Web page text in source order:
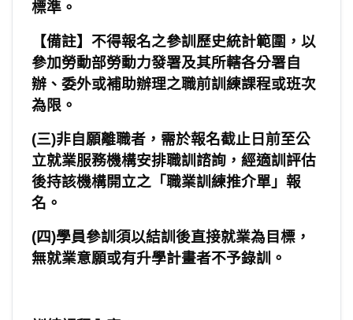
標準。
【備註】不得報名之參訓歷史統計範圍，以
參加勞動部勞動力發署及其所轄各分署自
辦、委外或補助辦理之職前訓練課程或班次
為限。
(三)非自願離職者，需於報名截止日前至公
立就業服務機構安排職訓諮詢，經適訓評估
後持該機構開立之「職業訓練推介單」報
名。
(四)學員參訓須以結訓後直接就業為目標，
無就業意願或有升學計畫者不予錄訓。